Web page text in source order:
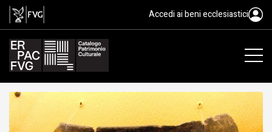
recipiente/ orlo, cultura dei Vasi
Accedi ai beni ecclesiastici